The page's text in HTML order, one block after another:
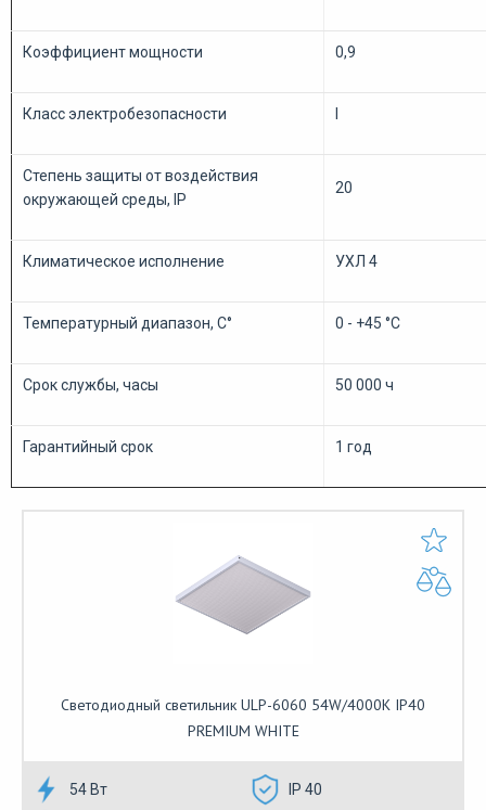
Коэффициент мощности 0,9
Класс электробезопасности I
Степень защиты от воздействия
окружающей среды, IP
20
Климатическое исполнение УХЛ 4
Температурный диапазон, С° 0 - +45 °С
Срок службы, часы 50 000 ч
Гарантийный срок 1 год
Светодиодный светильник ULP-6060 54W/4000К IP40
PREMIUM WHITE
54 Вт
IP 40